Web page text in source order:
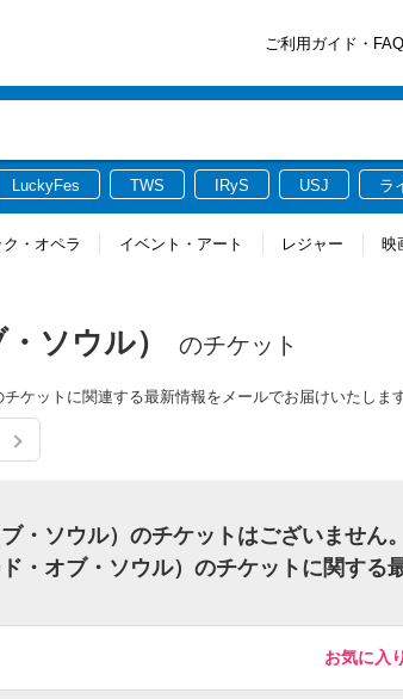
ご利用ガイド・FAQ
LuckyFes TWS IRyS USJ ラ
・オペラ イベント・アート レジャー 映
ソウル） のチケット
ケットに関連する最新情報をメールでお届けいたします
ソウル）のチケットはございません。
・オブ・ソウル）のチケットに関する
お気に入